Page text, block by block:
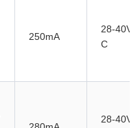
250mA
28-40VD
C
28-40VD